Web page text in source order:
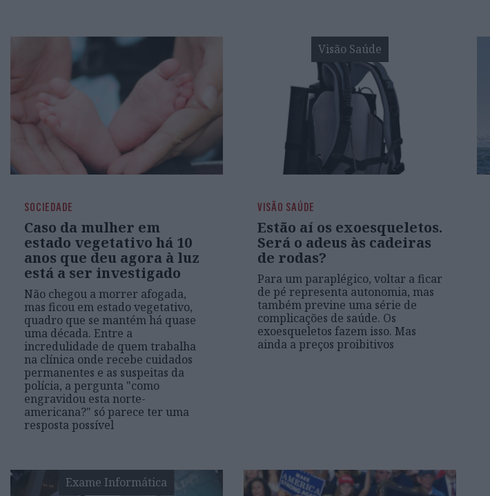
SOCIEDADE
Caso da mulher em
estado vegetativo há 10
anos que deu agora à luz
está a ser investigado
Não chegou a morrer afogada,
mas ficou em estado vegetativo,
quadro que se mantém há quase
uma década. Entre a
incredulidade de quem trabalha
na clínica onde recebe cuidados
permanentes e as suspeitas da
polícia, a pergunta "como
engravidou esta norte-
americana?" só parece ter uma
resposta possível
Visão Saúde
VISÃO SAÚDE
Estão aí os exoesqueletos.
Será o adeus às cadeiras
de rodas?
Para um paraplégico, voltar a ficar
de pé representa autonomia, mas
também previne uma série de
complicações de saúde. Os
exoesqueletos fazem isso. Mas
ainda a preços proibitivos
Exame Informática